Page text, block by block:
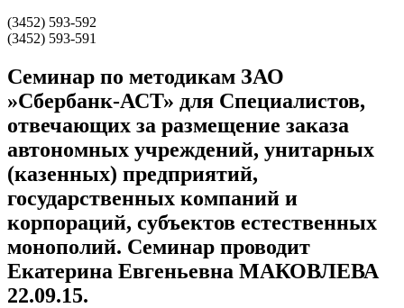
(3452) 593-592
(3452) 593-591
Семинар по методикам ЗАО
»Сбербанк-АСТ» для Специалистов,
отвечающих за размещение заказа
автономных учреждений, унитарных
(казенных) предприятий,
государственных компаний и
корпораций, субъектов естественных
монополий. Семинар проводит
Екатерина Евгеньевна МАКОВЛЕВА
22.09.15.